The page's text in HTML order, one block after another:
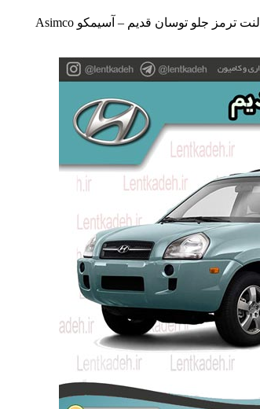
لنت ترمز جلو توسان قدیم – آسیمکو Asimco